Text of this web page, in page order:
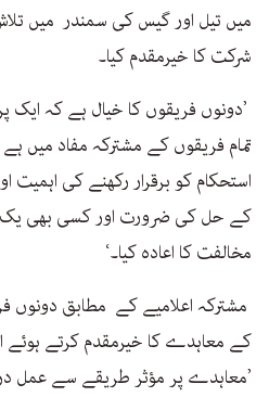
میں تیل اور گیس کی سمندر میں
شرکت کا خیرمقدم کیا۔
’دونوں فریقوں کا خیال ہے کہ ایک
تمام فریقوں کے مشترکہ مفاد میں
استحکام کو برقرار رکھنے کی اہمیت
کے حل کی ضرورت اور کسی بھی یک
مخالفت کا اعادہ کیا۔‘
مشترکہ اعلامیے کے مطابق دونوں
کے معاہدے کا خیرمقدم کرتے ہوئے
’معاہدے پر مؤثر طریقے سے عمل